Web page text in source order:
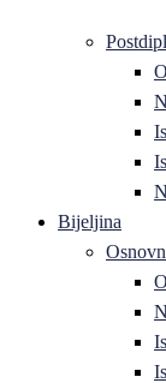
Bijeljina